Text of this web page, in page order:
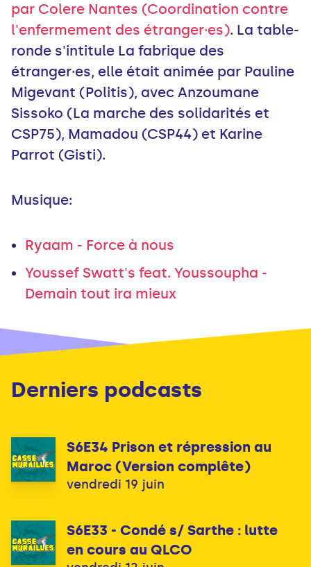
par Colere Nantes (Coordination contre
l'enfermement des étranger·es). La table-
ronde s'intitule La fabrique des
étranger·es, elle était animée par Pauline
Migevant (Politis), avec Anzoumane
Sissoko (La marche des solidarités et
CSP75), Mamadou (CSP44) et Karine
Parrot (Gisti).
Musique:
Ryaam - Force à nous
Youssef Swatt's feat. Youssoupha -
Demain tout ira mieux
Derniers podcasts
S6E34 Prison et répression au
Maroc (Version complête)
vendredi 19 juin
S6E33 - Condé s/ Sarthe : lutte
en cours au QLCO